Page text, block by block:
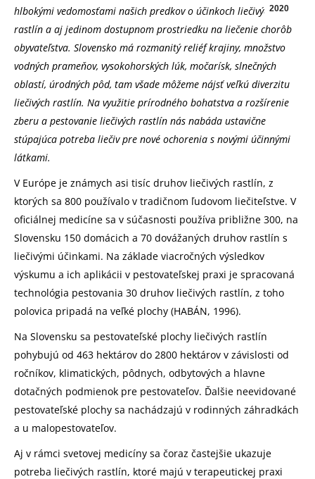
2020
hlbokými vedomosťami našich predkov o účinkoch liečivých
rastlín a aj jedinom dostupnom prostriedku na liečenie chorôb
obyvateľstva. Slovensko má rozmanitý reliéf krajiny, množstvo
vodných prameňov, vysokohorských lúk, močarísk, slnečných
oblastí, úrodných pôd, tam všade môžeme nájsť veľkú diverzitu
liečivých rastlín. Na využitie prírodného bohatstva a rozšírenie
zberu a pestovanie liečivých rastlín nás nabáda ustavične
stúpajúca potreba liečiv pre nové ochorenia s novými účinnými
látkami.
V Európe je známych asi tisíc druhov liečivých rastlín, z
ktorých sa 800 používalo v tradičnom ľudovom liečiteľstve. V
oficiálnej medicíne sa v súčasnosti používa približne 300, na
Slovensku 150 domácich a 70 dovážaných druhov rastlín s
liečivými účinkami. Na základe viacročných výsledkov
výskumu a ich aplikácii v pestovateľskej praxi je spracovaná
technológia pestovania 30 druhov liečivých rastlín, z toho
polovica pripadá na veľké plochy (HABÁN, 1996).
Na Slovensku sa pestovateľské plochy liečivých rastlín
pohybujú od 463 hektárov do 2800 hektárov v závislosti od
ročníkov, klimatických, pôdnych, odbytových a hlavne
dotačných podmienok pre pestovateľov. Ďalšie neevidované
pestovateľské plochy sa nachádzajú v rodinných záhradkách
a u malopestovateľov.
Aj v rámci svetovej medicíny sa čoraz častejšie ukazuje
potreba liečivých rastlín, ktoré majú v terapeutickej praxi